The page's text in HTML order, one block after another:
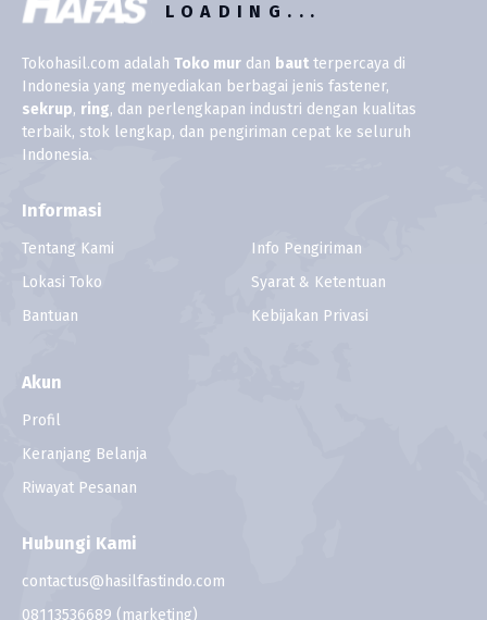
Tokohasil.com adalah Toko mur dan baut terpercaya di
Indonesia yang menyediakan berbagai jenis fastener,
sekrup, ring, dan perlengkapan industri dengan kualitas
terbaik, stok lengkap, dan pengiriman cepat ke seluruh
Indonesia.
Informasi
Tentang Kami
Lokasi Toko
Bantuan
Info Pengiriman
Syarat & Ketentuan
Kebijakan Privasi
Akun
Profil
Keranjang Belanja
Riwayat Pesanan
Hubungi Kami
contactus@hasilfastindo.com
08113536689 (marketing)
LOADING...